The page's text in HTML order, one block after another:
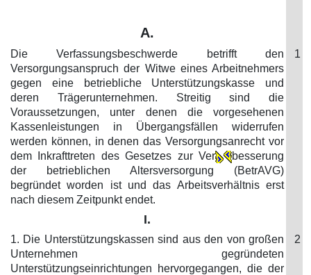
A.
Die Verfassungsbeschwerde betrifft den
Versorgungsanspruch der Witwe eines Arbeitnehmers
gegen eine betriebliche Unterstützungskasse und
deren Trägerunternehmen. Streitig sind die
Voraussetzungen, unter denen die vorgesehenen
Kassenleistungen in Übergangsfällen widerrufen
werden können, in denen das Versorgungsanrecht vor
dem Inkrafttreten des Gesetzes zur Ver
besserung
der betrieblichen Altersversorgung (BetrAVG)
begründet worden ist und das Arbeitsverhältnis erst
nach diesem Zeitpunkt endet.
1
I.
1. Die Unterstützungskassen sind aus den von großen
Unternehmen gegründeten
Unterstützungseinrichtungen hervorgegangen, die der
2